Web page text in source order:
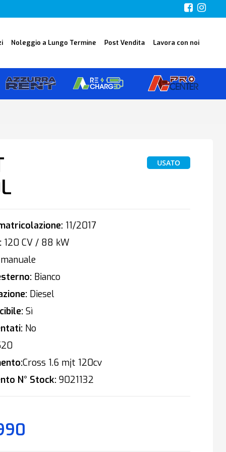
Noleggio a Lungo Termine Post Vendita Lavora con noi
USATO
11/2017
120 CV / 88 kW
Bianco
Diesel
Sì
No
Cross 1.6 mjt 120cv
N° Stock:9021132